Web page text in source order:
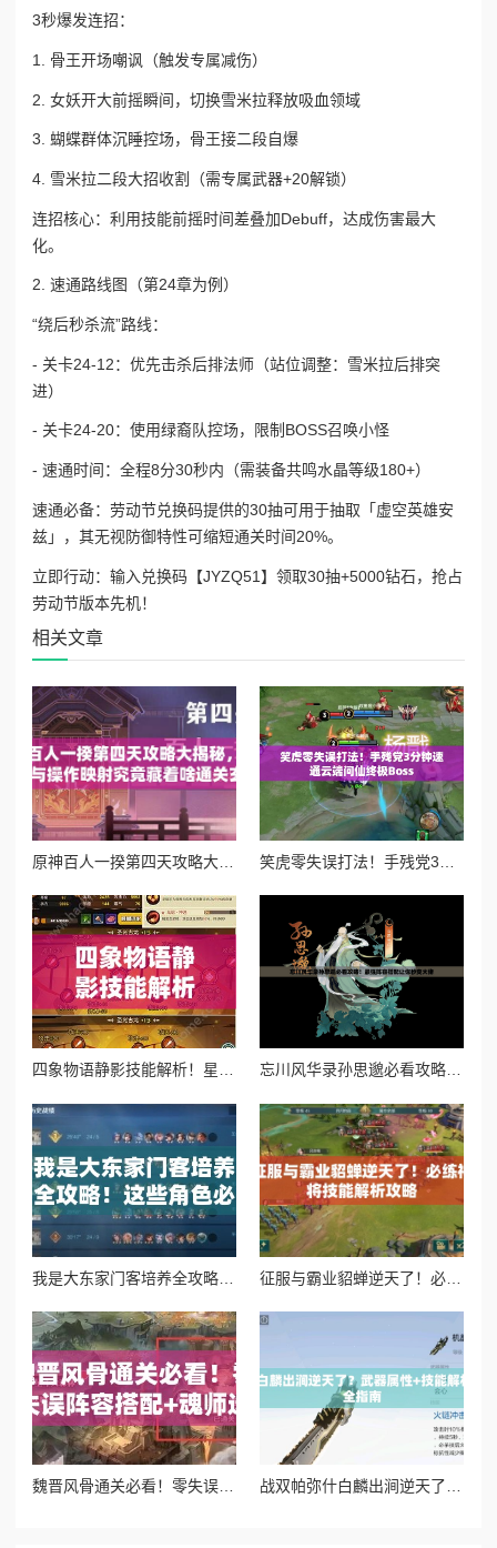
3秒爆发连招：
1. 骨王开场嘲讽（触发专属减伤）
2. 女妖开大前摇瞬间，切换雪米拉释放吸血领域
3. 蝴蝶群体沉睡控场，骨王接二段自爆
4. 雪米拉二段大招收割（需专属武器+20解锁）
连招核心：利用技能前摇时间差叠加Debuff，达成伤害最大
化。
2. 速通路线图（第24章为例）
“绕后秒杀流”路线：
- 关卡24-12：优先击杀后排法师（站位调整：雪米拉后排突
进）
- 关卡24-20：使用绿裔队控场，限制BOSS召唤小怪
- 速通时间：全程8分30秒内（需装备共鸣水晶等级180+）
速通必备：劳动节兑换码提供的30抽可用于抽取「虚空英雄安
兹」，其无视防御特性可缩短通关时间20%。
立即行动：输入兑换码【JYZQ51】领取30抽+5000钻石，抢占
劳动节版本先机！
相关文章
忘川风华录孙思邈必看攻略！最强阵容搭配让你秒变大佬
征服与霸业貂蝉逆天了！必练神将技能解析攻略
魏晋风骨通关必看！零失误阵容搭配+魂师选择攻略 战双帕弥什白麟出涧逆天了？武器属性+技能解析+共鸣搭配全指南